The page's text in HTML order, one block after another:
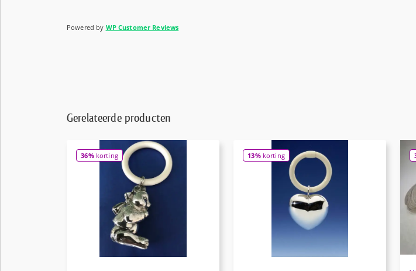
Powered by WP Customer Reviews
Gerelateerde producten
36%korting 13%korting